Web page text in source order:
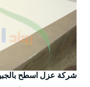
شركة عزل اسطح